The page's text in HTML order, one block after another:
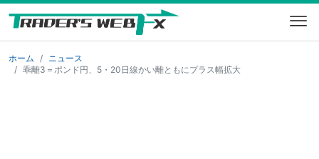
ホーム
ニュース
乖離3＝ポンド円、5・20日線かい離ともにプラス幅拡大